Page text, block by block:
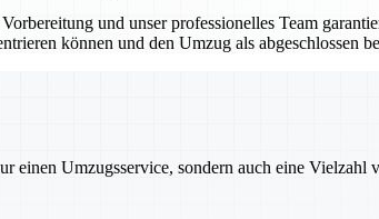
und unser professionelles Team
können und den Umzug als abgeschlossen
Umzugsservice, sondern auch eine